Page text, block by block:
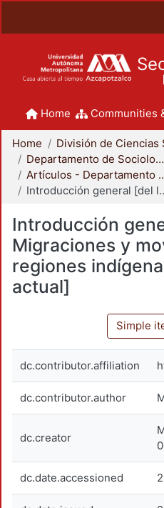
Home Communities
Home
Departamento de Sociología
Artículos -
Introducción general [del libro
Introducción
Migraciones y
regiones
actual]
Simple
dc.contributor.affiliation
dc.contributor.author
dc.creator
dc.date.accessioned